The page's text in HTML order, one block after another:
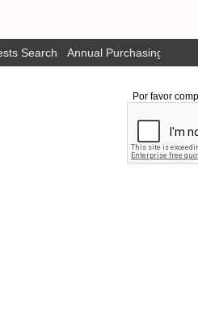
Search Annual Purchasing Plan
Por favor